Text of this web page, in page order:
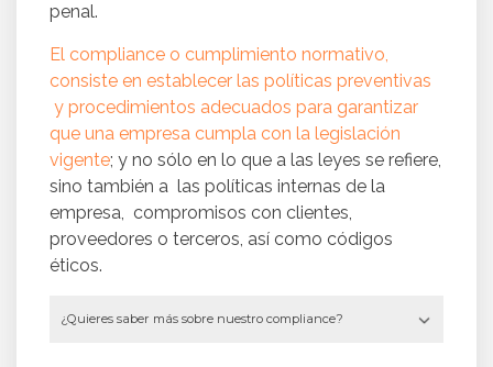
penal.
El compliance o cumplimiento normativo,
consiste en establecer las políticas preventivas
y procedimientos adecuados para garantizar
que una empresa cumpla con la legislación
vigente; y no sólo en lo que a las leyes se refiere,
sino también a las políticas internas de la
empresa, compromisos con clientes,
proveedores o terceros, así como códigos
éticos.
¿Quieres saber más sobre nuestro compliance?